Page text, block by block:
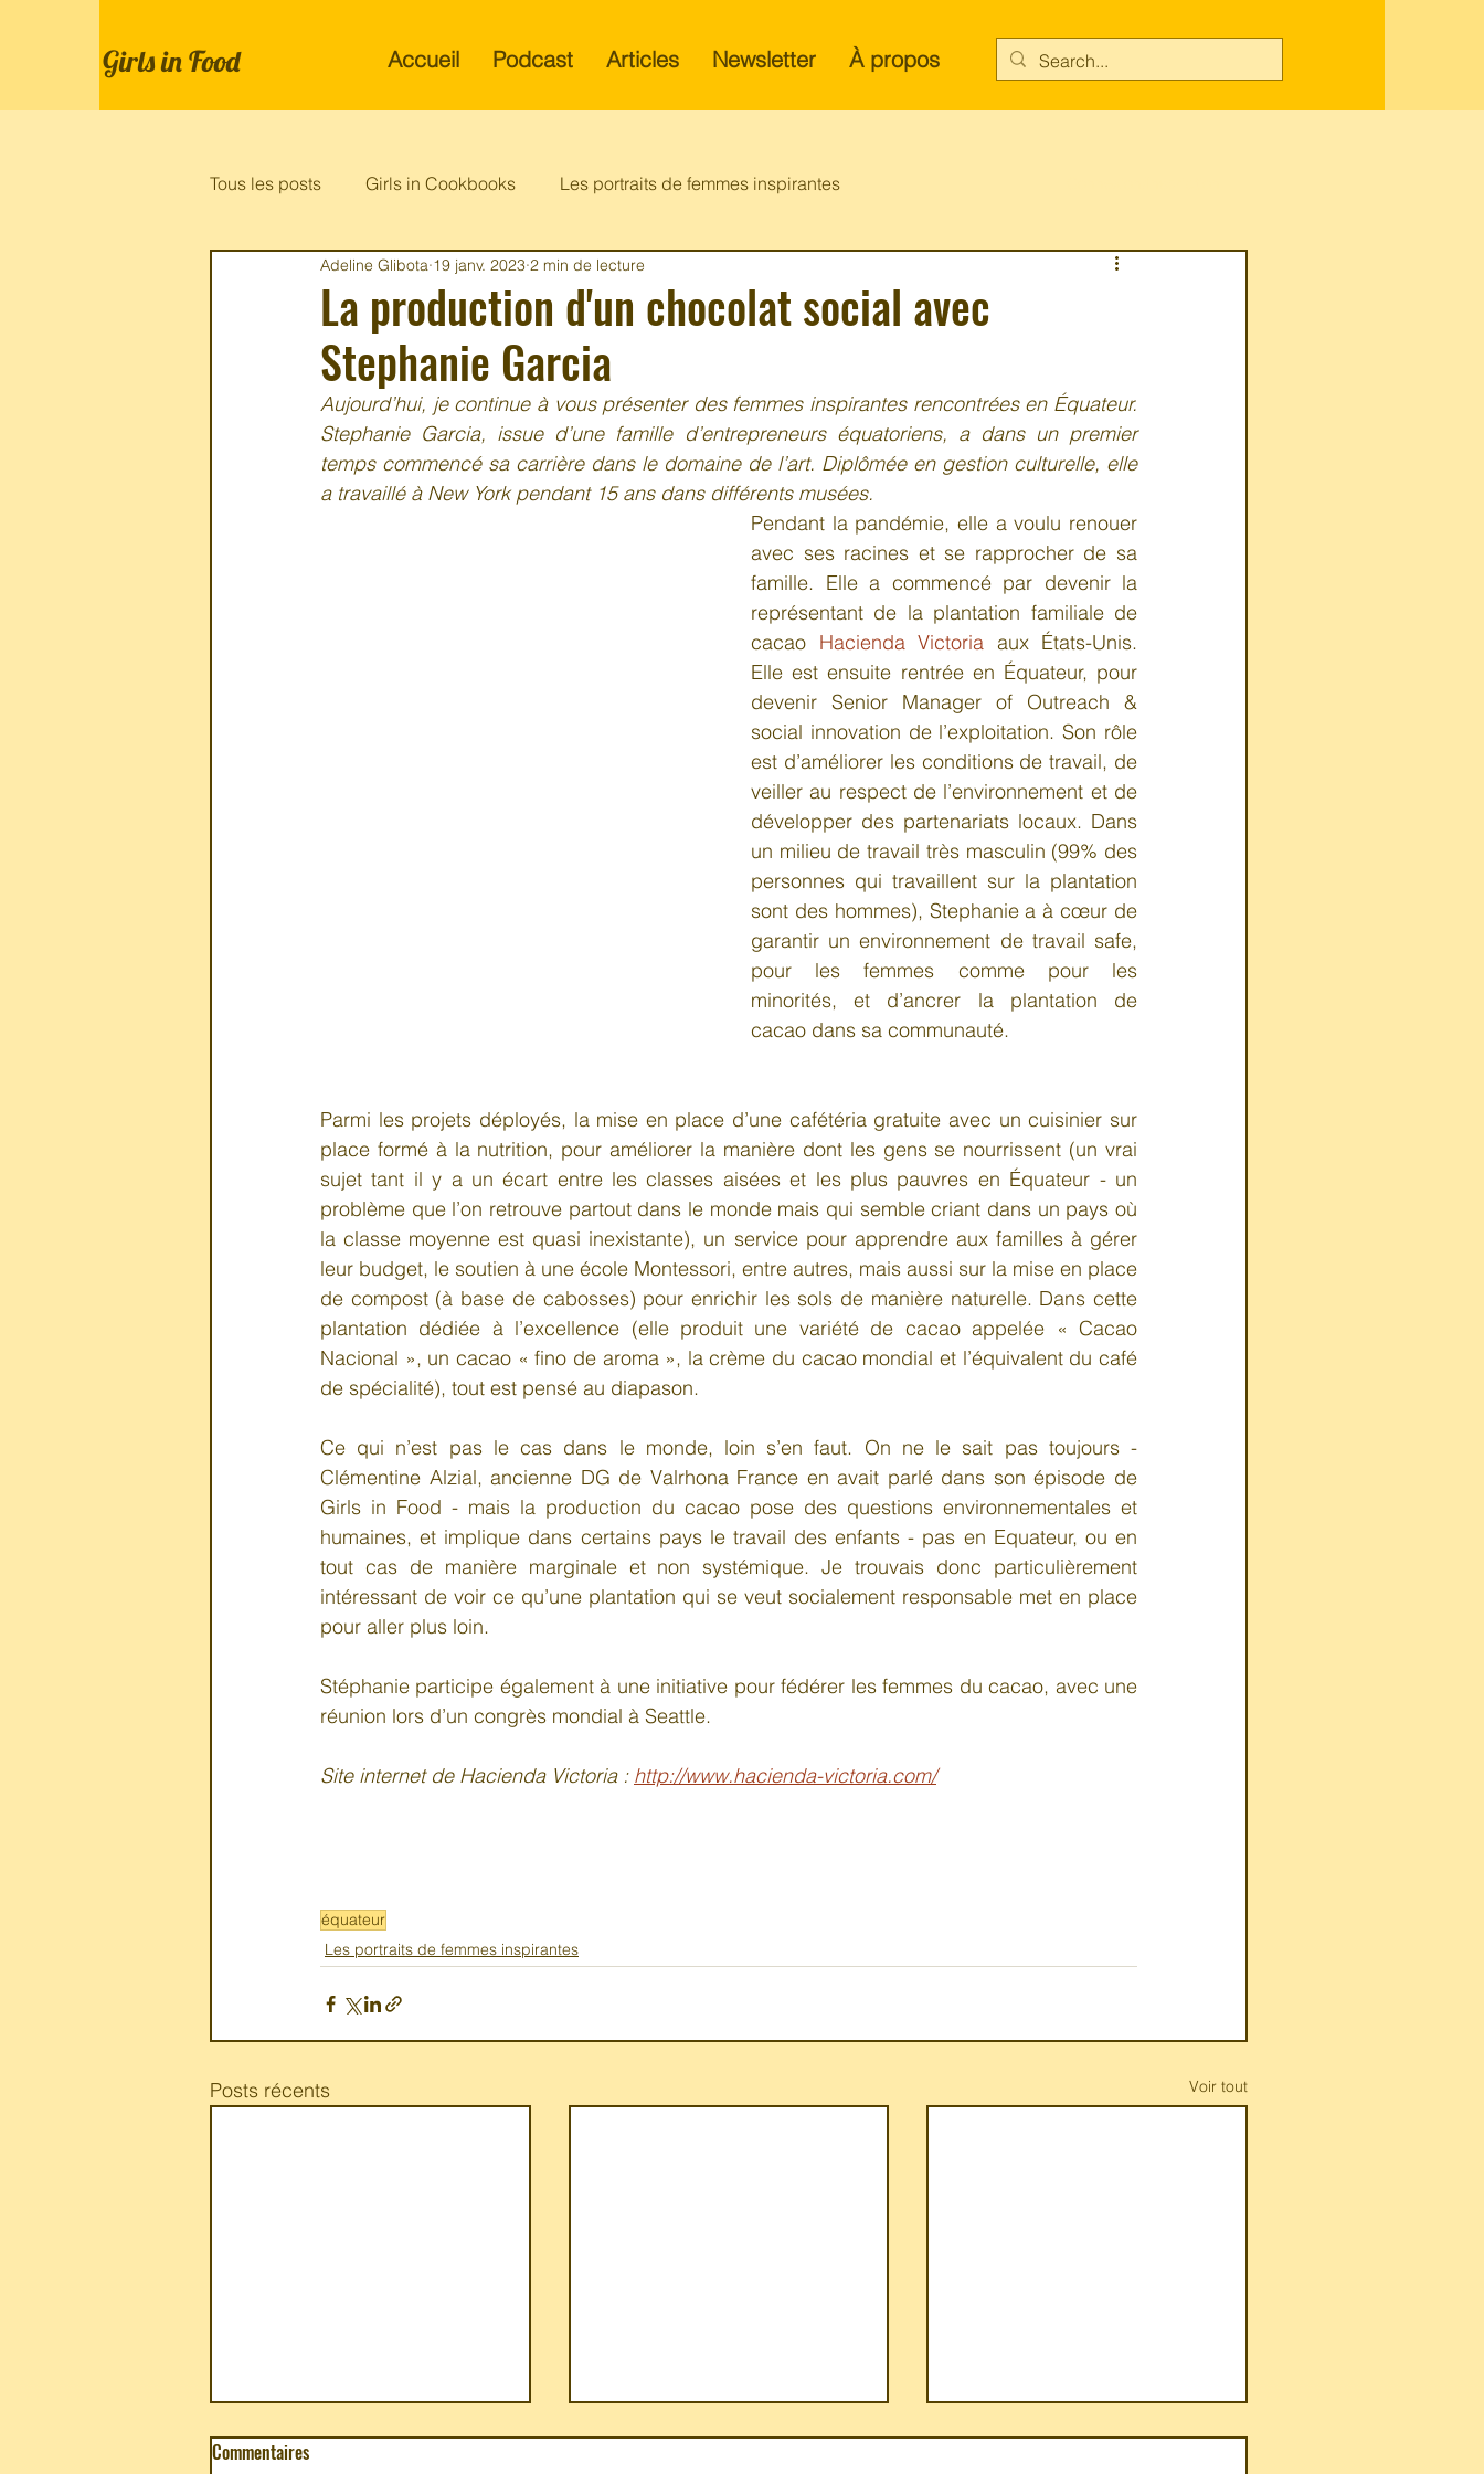
Girls in Food Accueil Podcast Articles Newsletter À propos
Tous les posts Girls in Cookbooks Les portraits de femmes inspirantes
La production d'un chocolat social avec
Stephanie Garcia
Adeline Glibota 19 janv. 2023 2 min de lecture
Aujourd’hui, je continue à vous présenter des femmes inspirantes rencontrées en Équateur.
Stephanie Garcia, issue d’une famille d’entrepreneurs équatoriens, a dans un premier
temps commencé sa carrière dans le domaine de l’art. Diplômée en gestion culturelle, elle
a travaillé à New York pendant 15 ans dans différents musées.
Pendant la pandémie, elle a voulu renouer
avec ses racines et se rapprocher de sa
famille. Elle a commencé par devenir la
représentant de la plantation familiale de
cacao Hacienda Victoria aux États-Unis.
Elle est ensuite rentrée en Équateur, pour
devenir Senior Manager of Outreach &
social innovation de l’exploitation. Son rôle
est d’améliorer les conditions de travail, de
veiller au respect de l’environnement et de
développer des partenariats locaux. Dans
un milieu de travail très masculin (99% des
personnes qui travaillent sur la plantation
sont des hommes), Stephanie a à cœur de
garantir un environnement de travail safe,
pour les femmes comme pour les
minorités, et d’ancrer la plantation de
cacao dans sa communauté.
Parmi les projets déployés, la mise en place d’une cafétéria gratuite avec un cuisinier sur
place formé à la nutrition, pour améliorer la manière dont les gens se nourrissent (un vrai
sujet tant il y a un écart entre les classes aisées et les plus pauvres en Équateur - un
problème que l’on retrouve partout dans le monde mais qui semble criant dans un pays où
la classe moyenne est quasi inexistante), un service pour apprendre aux familles à gérer
leur budget, le soutien à une école Montessori, entre autres, mais aussi sur la mise en place
de compost (à base de cabosses) pour enrichir les sols de manière naturelle. Dans cette
plantation dédiée à l’excellence (elle produit une variété de cacao appelée « Cacao
Nacional », un cacao « fino de aroma », la crème du cacao mondial et l’équivalent du café
de spécialité), tout est pensé au diapason.
Ce qui n’est pas le cas dans le monde, loin s’en faut. On ne le sait pas toujours -
Clémentine Alzial, ancienne DG de Valrhona France en avait parlé dans son épisode de
Girls in Food - mais la production du cacao pose des questions environnementales et
humaines, et implique dans certains pays le travail des enfants - pas en Equateur, ou en
tout cas de manière marginale et non systémique. Je trouvais donc particulièrement
intéressant de voir ce qu’une plantation qui se veut socialement responsable met en place
pour aller plus loin.
Stéphanie participe également à une initiative pour fédérer les femmes du cacao, avec une
réunion lors d’un congrès mondial à Seattle.
Site internet de Hacienda Victoria : http://www.hacienda-victoria.com/
équateur
Les portraits de femmes inspirantes
Posts récents Voir tout
Commentaires